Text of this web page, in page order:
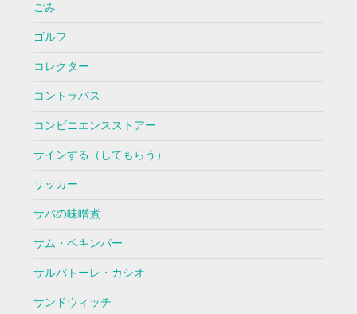
ごみ
ゴルフ
コレクター
コントラバス
コンビニエンスストアー
サインする（してもらう）
サッカー
サバの味噌煮
サム・ペキンパー
サルバトーレ・カシオ
サンドウィッチ